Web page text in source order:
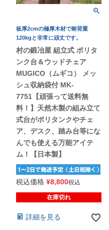
板厚2cmの極厚木材で耐荷重
120kgと非常に頑丈です。
村の鍛冶屋 組立式 ポリタ
ンク台＆ウッドチェア
MUGICO（ムギコ） メッ
シュ収納袋付 MK-
7751【頑張って送料無
料！】天然木製の組み立て
式台がポリタンクやチェ
ア、デスク、踏み台等にな
んでも使える万能アイテ
ム！【日本製】
税込価格 ¥8,800税込
在庫切れ
詳細を見る